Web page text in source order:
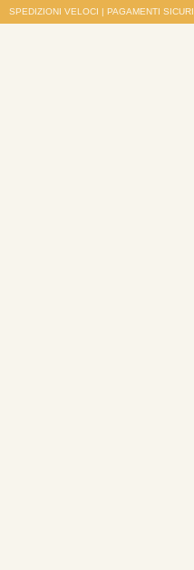
SPEDIZIONI VELOCI | PAGAMENTI SICURI